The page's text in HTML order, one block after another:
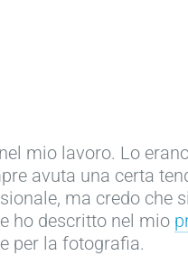
mio lavoro. Lo
avuta una certa
ma credo che
ho descritto nel mio
per la fotografia.